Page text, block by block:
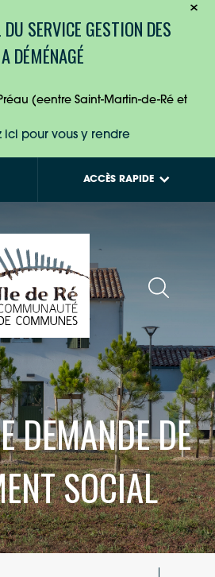
DU SERVICE GESTION DES
DÉMÉNAGÉ
(eentre Saint-Martin-de-Ré et
ici pour vous y rendre
DEMANDE DE
SOCIAL
collecte des déchets
ACCÈS RAPIDE